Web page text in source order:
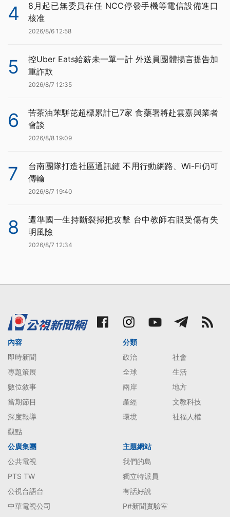
4
8月起已無委員在任 NCC停發手機等電信設備進口
核准
2026/8/6 12:58
5
控Uber Eats給薪未一單一計 外送員團體揚言提告加
重詐欺
2026/8/7 12:35
6
苦茶油苯駢芘超標累計已7家 食藥署將赴雲嘉與業者
會談
2026/8/8 19:09
7
台南團隊打造社區通訊鏈 不用行動網路、Wi-Fi仍可
傳輸
2026/8/7 19:40
8
遭準國一生持斷裂掃把攻擊 台中教師右眼受傷有失
明風險
2026/8/7 12:34
內容
即時新聞
專題策展
數位敘事
當期節目
深度報導
觀點
分類
政治
社會
全球
生活
兩岸
地方
產經
文教科技
環境
社福人權
公廣集團
公共電視
PTS TW
公視台語台
中華電視公司
主題網站
我們的島
獨立特派員
有話好說
P#新聞實驗室